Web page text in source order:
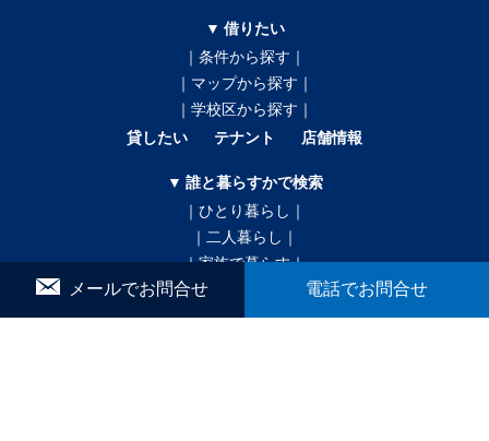
▼ 借りたい
｜条件から探す｜
｜マップから探す｜
｜学校区から探す｜
貸したい
テナント 店舗情報
▼ 誰と暮らすかで検索
｜ひとり暮らし｜
｜二人暮らし｜
｜家族で暮らす｜
｜ペットと暮らす｜
メールでお問合せ 電話でお問合せ